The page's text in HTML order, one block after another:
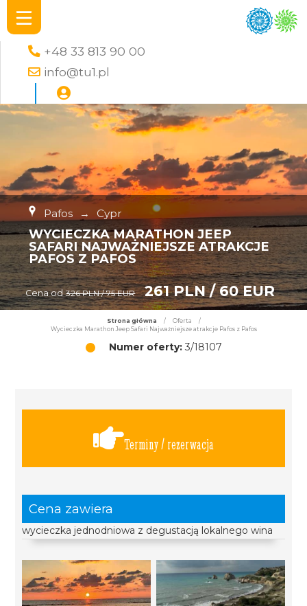
+48 33 813 90 00
info@tu1.pl
Pafos → Cypr
WYCIECZKA MARATHON JEEP
SAFARI NAJWAŻNIEJSZE ATRAKCJE
PAFOS Z PAFOS
Cena od 326 PLN / 75 EUR 261 PLN / 60 EUR
Strona główna / Oferta
/
Wycieczka Marathon Jeep Safari Najważniejsze atrakcje Pafos z Pafos
Numer oferty:3/18107
Terminy / rezerwacja
Cena zawiera
wycieczka jednodniowa z degustacją lokalnego wina